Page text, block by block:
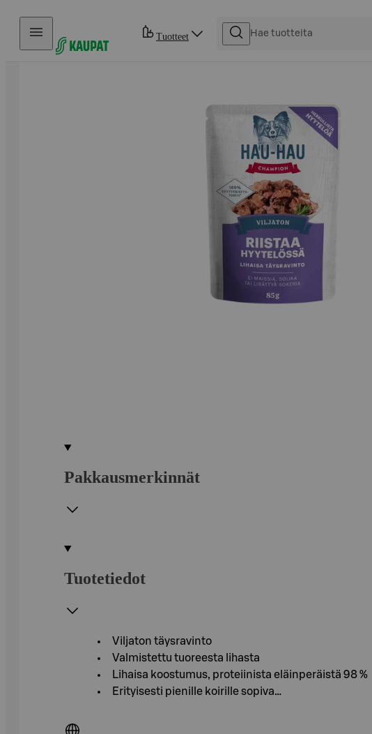
Hyppää sisältöön
Tuotteet
Pakkausmerkinnät
Tuotetiedot
Viljaton täysravinto
Valmistettu tuoreesta lihasta
Lihaisa koostumus, proteiinista eläinperäistä 98 %
Erityisesti pienille koirille sopiva…